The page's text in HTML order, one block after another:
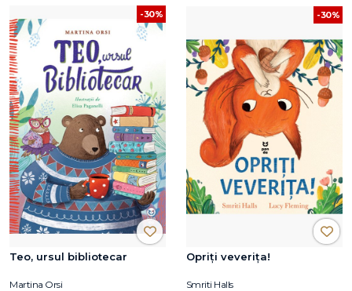
-30%
Teo, ursul bibliotecar
Martina Orsi
-30%
Opriți veverița!
Smriti Halls